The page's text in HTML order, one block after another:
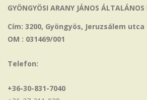
GYÖNGYÖSI ARANY JÁNOS ÁLTALÁNOS
Cím: 3200, Gyöngyös, Jeruzsálem utca
OM : 031469/001
Telefon:
+36-30-831-7040